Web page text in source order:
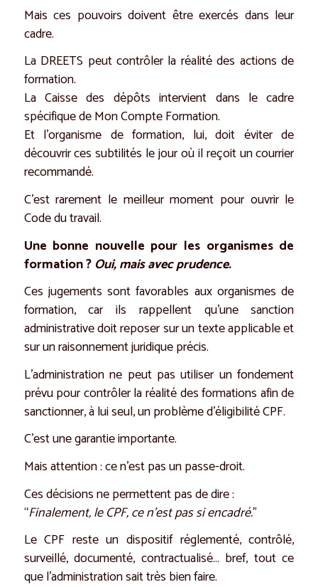
Mais ces pouvoirs doivent être exercés dans leur
cadre.
La DREETS peut contrôler la réalité des actions de
formation.
La Caisse des dépôts intervient dans le cadre
spécifique de Mon Compte Formation.
Et l’organisme de formation, lui, doit éviter de
découvrir ces subtilités le jour où il reçoit un courrier
recommandé.
C’est rarement le meilleur moment pour ouvrir le
Code du travail.
Une bonne nouvelle pour les organismes de
formation ? Oui, mais avec prudence.
Ces jugements sont favorables aux organismes de
formation, car ils rappellent qu’une sanction
administrative doit reposer sur un texte applicable et
sur un raisonnement juridique précis.
L’administration ne peut pas utiliser un fondement
prévu pour contrôler la réalité des formations afin de
sanctionner, à lui seul, un problème d’éligibilité CPF.
C’est une garantie importante.
Mais attention : ce n’est pas un passe-droit.
Ces décisions ne permettent pas de dire :
“Finalement, le CPF, ce n’est pas si encadré.”
Le CPF reste un dispositif réglementé, contrôlé,
surveillé, documenté, contractualisé… bref, tout ce
que l’administration sait très bien faire.